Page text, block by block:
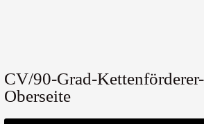
CV/90-Grad-
Oberseite